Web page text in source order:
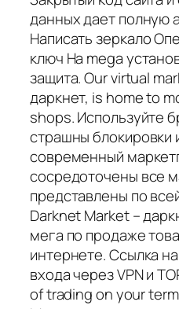
данных дает полную
Написать зеркало
ключ На mega
защита. Our virtual
даркнет, is home to
shops. Используйте
страшны блокировки
современный
сосредоточены все
представлены по
Darknet Market –
мега по продаже
интернете. Ссылка
входа через VPN и
of trading on your